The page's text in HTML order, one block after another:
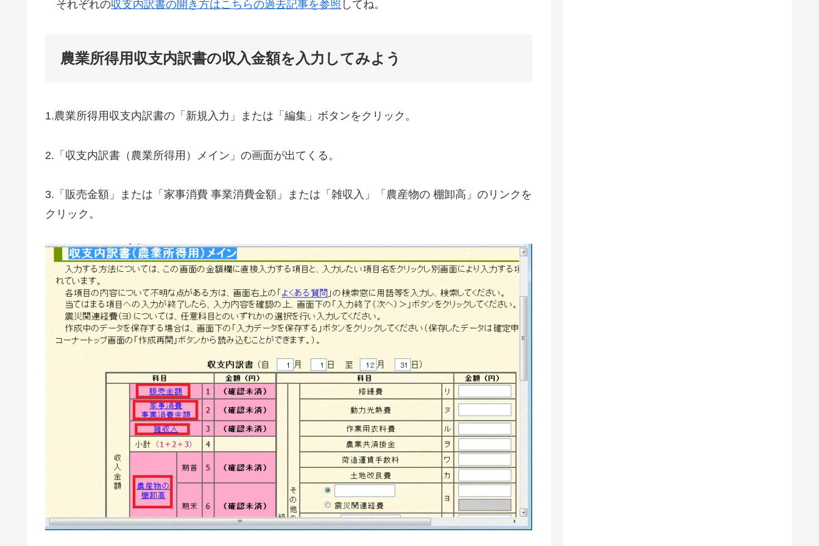
それぞれの収支内訳書の開き方はこちらの過去記事を参照 してね。
農業所得用収支内訳書の収入金額を入力してみよう
1.農業所得用収支内訳書の「新規入力」または「編集」ボタンをクリック。
2.「収支内訳書（農業所得用）メイン」の画面が出てくる。
3.「販売金額」または「家事消費 事業消費金額」または「雑収入」「農産物の 棚卸高」のリンクを
クリック。